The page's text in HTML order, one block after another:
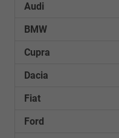
Audi
BMW
Cupra
Dacia
Fiat
Ford